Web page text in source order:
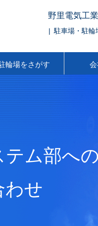
野里電気工
| 駐車場・駐
輪場をさがす
ム部へ
わせ